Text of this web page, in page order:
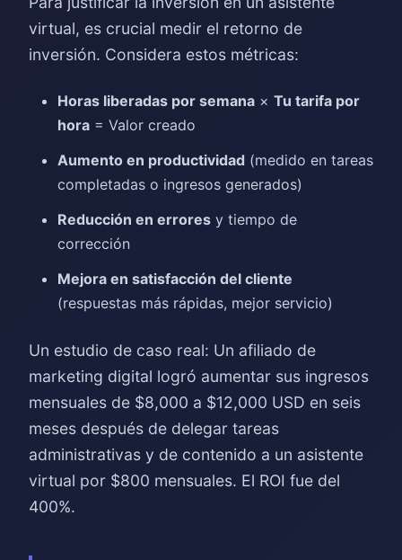
virtual, es crucial medir el retorno de
inversión. Considera estos métricas:
Horas liberadas por semana × Tu tarifa por
hora = Valor creado
Aumento en productividad (medido en tareas
completadas o ingresos generados)
Reducción en errores y tiempo de
corrección
Mejora en satisfacción del cliente
(respuestas más rápidas, mejor servicio)
Un estudio de caso real: Un afiliado de
marketing digital logró aumentar sus ingresos
mensuales de $8,000 a $12,000 USD en seis
meses después de delegar tareas
administrativas y de contenido a un asistente
virtual por $800 mensuales. El ROI fue del
400%.